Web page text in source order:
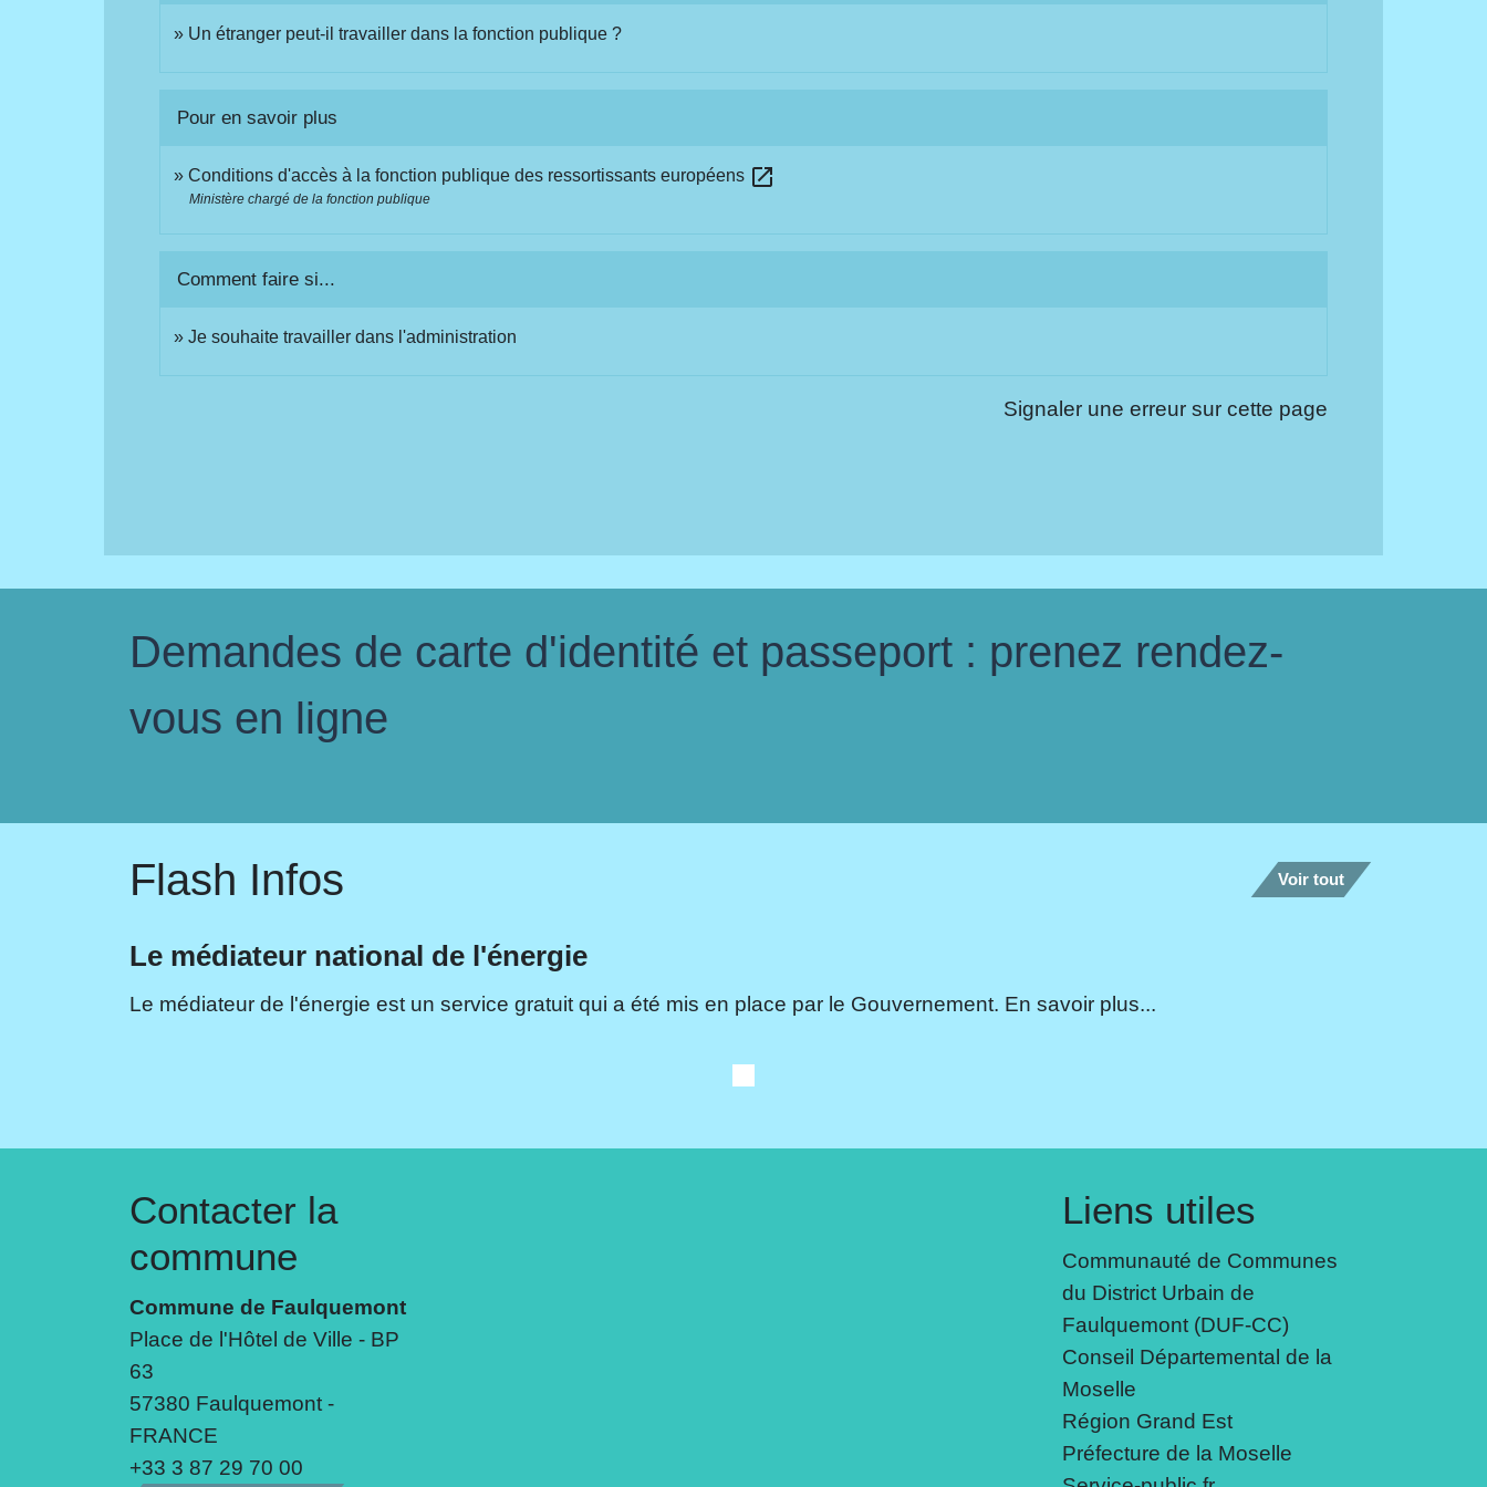
Un étranger peut-il travailler dans la fonction publique ?
Pour en savoir plus
Conditions d'accès à la fonction publique des ressortissants européens open_in_new
Ministère chargé de la fonction publique
Comment faire si...
Je souhaite travailler dans l'administration
Signaler une erreur sur cette page
Demandes de carte d'identité et passeport : prenez rendez-
vous en ligne
Flash Infos Voir tout
Le médiateur national de l'énergie
Le médiateur de l'énergie est un service gratuit qui a été mis en place par le Gouvernement. En savoir plus...
Contacter la
commune
Commune de Faulquemont
Place de l'Hôtel de Ville - BP
63
57380 Faulquemont -
FRANCE
+33 3 87 29 70 00
Liens utiles
Communauté de Communes
du District Urbain de
Faulquemont (DUF-CC)
Conseil Départemental de la
Moselle
Région Grand Est
Préfecture de la Moselle